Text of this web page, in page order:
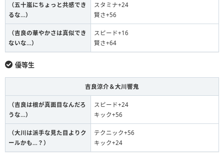
（五十嵐にちょっと共感でき
るな…）
スタミナ+24
賢さ+56
（吉良の華やかさは真似でき
ないな…）
スピード+16
賢さ+64
優等生
吉良涼介＆大川響鬼
（吉良は根が真面目なんだろ
うな…）
スピード+24
キック+56
（大川は派手な見た目よりク
ールかも…？）
テクニック+56
キック+24